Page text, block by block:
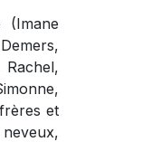
(Imane
et